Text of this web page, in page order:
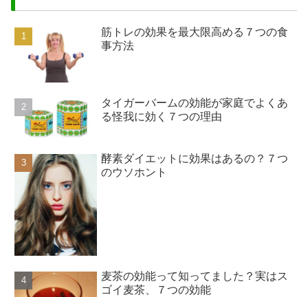
筋トレの効果を最大限高める７つの食
事方法
タイガーバームの効能が家庭でよくあ
る怪我に効く７つの理由
酵素ダイエットに効果はあるの？７つ
のウソホント
麦茶の効能って知ってました？実はス
ゴイ麦茶、７つの効能